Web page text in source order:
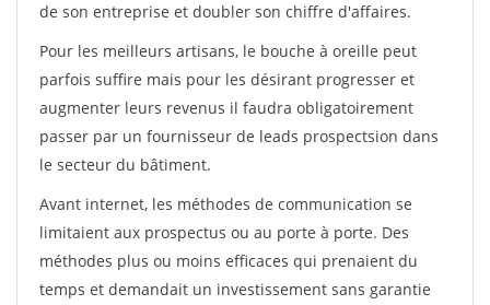
de son entreprise et doubler son chiffre d'affaires.
Pour les meilleurs artisans, le bouche à oreille peut
parfois suffire mais pour les désirant progresser et
augmenter leurs revenus il faudra obligatoirement
passer par un fournisseur de leads prospectsion dans
le secteur du bâtiment.
Avant internet, les méthodes de communication se
limitaient aux prospectus ou au porte à porte. Des
méthodes plus ou moins efficaces qui prenaient du
temps et demandait un investissement sans garantie